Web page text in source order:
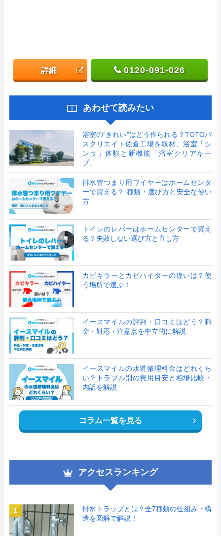
詳細 0120-091-026
あわせて読みたい
浴室の”きれい”はどう作られる？TOTOバ
スクリエイト佐倉工場を取材。浴室「シ
ンラ」体験と新機能「浴室クリアキー
プ」
排水管つまり用ワイヤーはホームセンタ
ーで買える？ 種類・選び方と安全な使い
方
トイレのレバーはホームセンターで買え
る？失敗しない選び方と直し方
カビキラーとカビハイターの違いは？使
う場所で選ぶ！
イースマイルの評判・口コミはどう？料
金・対応・注意点を中立的に解説
イースマイルの水道修理料金はどれくら
い？トラブル別の費用目安と相場比較・
内訳を解説
コラム一覧を見る
アクセスランキング
1
排水トラップとは？全7種類の仕組み・構
造を図解で解説！